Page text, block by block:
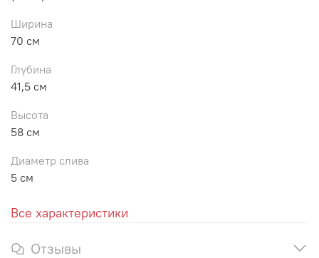
Ширина
70 см
Глубина
41,5 см
Высота
58 см
Диаметр слива
5 см
Все характеристики
Отзывы